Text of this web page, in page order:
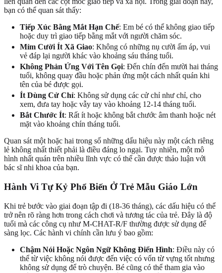
bạn có thể quan sát thấy:
Tiếp Xúc Bằng Mắt Hạn Chế: Em bé có thể không giao tiếp
hoặc duy trì giao tiếp bằng mắt với người chăm sóc.
Mỉm Cười Ít Xã Giao: Không có những nụ cười ấm áp, vui
vẻ đáp lại người khác vào khoảng sáu tháng tuổi.
Không Phản Ứng Với Tên Gọi: Đến chín đến mười hai tháng
tuổi, không quay đầu hoặc phản ứng một cách nhất quán khi
tên của bé được gọi.
Ít Dùng Cử Chỉ: Không sử dụng các cử chỉ như chỉ, cho
xem, đưa tay hoặc vẫy tay vào khoảng 12-14 tháng tuổi.
Bắt Chước Ít: Rất ít hoặc không bắt chước âm thanh hoặc nét
mặt vào khoảng chín tháng tuổi.
Quan sát một hoặc hai trong số những dấu hiệu này một cách riêng
lẻ không nhất thiết phải là điều đáng lo ngại. Tuy nhiên, một mô
hình nhất quán trên nhiều lĩnh vực có thể cần được thảo luận với
bác sĩ nhi khoa của bạn.
Hành Vi Tự Kỷ Phổ Biến Ở Trẻ Mẫu Giáo Lớn
Khi trẻ bước vào giai đoạn tập đi (18-36 tháng), các dấu hiệu có thể
trở nên rõ ràng hơn trong cách chơi và tương tác của trẻ. Đây là độ
tuổi mà các công cụ như M-CHAT-R/F thường được sử dụng để
sàng lọc. Các hành vi chính cần lưu ý bao gồm:
Chậm Nói Hoặc Ngôn Ngữ Không Điển Hình: Điều này có
thể từ việc không nói được đến việc có vốn từ vựng tốt nhưng
không sử dụng để trò chuyện. Bé cũng có thể tham gia vào